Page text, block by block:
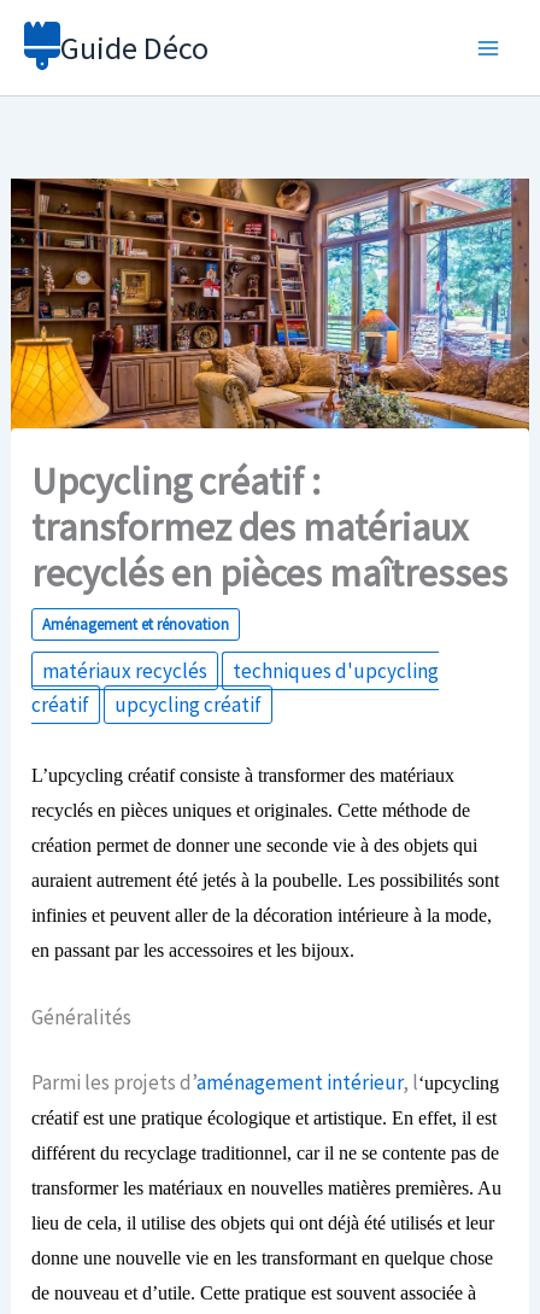
Aller
Guide Déco
Upcycling créatif :
transformez des matériaux
recyclés en pièces maîtresses
Aménagement et rénovation
matériaux recyclés
techniques d'upcycling
créatif
upcycling créatif
L’upcycling créatif consiste à transformer des matériaux
recyclés en pièces uniques et originales. Cette méthode de
création permet de donner une seconde vie à des objets qui
auraient autrement été jetés à la poubelle. Les possibilités sont
infinies et peuvent aller de la décoration intérieure à la mode,
en passant par les accessoires et les bijoux.
Généralités
Parmi les projets d’aménagement intérieur, l‘upcycling
créatif est une pratique écologique et artistique.En effet, ilest
différent du recyclage traditionnel, car il ne se contente pas de
transformer les matériaux en nouvelles matières premières. Au
lieu de cela, il utilise des objets qui ont déjà été utilisés et leur
donne une nouvelle vie en les transformant en quelque chose
de nouveau et d’utile. Cette pratique est souvent associée à